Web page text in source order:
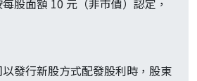
股面額 10 元（非市價）認定，
發行新股方式配發股利時，股東